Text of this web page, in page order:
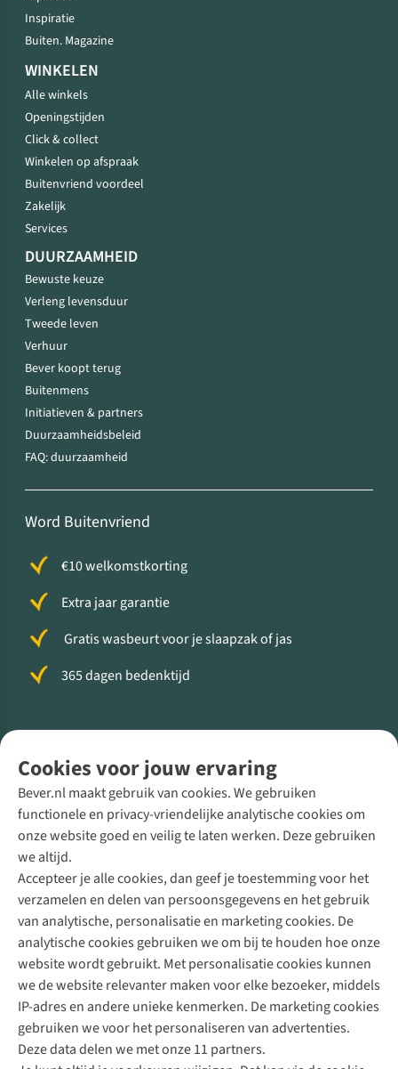
Cookies voor jouw ervaring
Bever.nl maakt gebruik van cookies. We gebruiken
functionele en privacy-vriendelijke analytische cookies om
onze website goed en veilig te laten werken. Deze gebruiken
we altijd.
Accepteer je alle cookies, dan geef je toestemming voor het
verzamelen en delen van persoonsgegevens en het gebruik
van analytische, personalisatie en marketing cookies. De
analytische cookies gebruiken we om bij te houden hoe onze
website wordt gebruikt. Met personalisatie cookies kunnen
we de website relevanter maken voor elke bezoeker, middels
IP-adres en andere unieke kenmerken. De marketing cookies
gebruiken we voor het personaliseren van advertenties.
Deze data delen we met onze 11 partners.
Inspiratie
Buiten. Magazine
WINKELEN
Alle winkels
Openingstijden
Click & collect
Winkelen op afspraak
Buitenvriend voordeel
Zakelijk
Services
DUURZAAMHEID
Bewuste keuze
Verleng levensduur
Tweede leven
Verhuur
Bever koopt terug
Buitenmens
Initiatieven & partners
Duurzaamheidsbeleid
FAQ: duurzaamheid
Word Buitenvriend
€10 welkomstkorting
Extra jaar garantie
Gratis wasbeurt voor je slaapzak of jas
365 dagen bedenktijd
Direct advies van een Buitenexpert
+31 (0)85 888 50 88
+31 6 12 28 49 80
Contactformulier